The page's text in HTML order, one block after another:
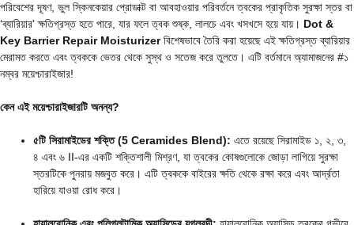
পরিবেশের দূষণ, ভুল স্কিনকেয়ার প্রোডাক্ট বা আবহাওয়ার পরিবর্তনে ত্বকের প্রাকৃতিক সুরক্ষা স্তর বা
‘ব্যারিয়ার' ক্ষতিগ্রস্ত হতে পারে, যার ফলে ত্বক শুষ্ক, লালচে এবং খসখসে হয়ে যায়। Dot &
Key Barrier Repair Moisturizerবিশেষভাবে তৈরি করা হয়েছে এই ক্ষতিগ্রস্ত ব্যারিয়ার
মেরামত করতে এবং ত্বককে ভেতর থেকে সুস্থ ও সতেজ করে তুলতে। এটি বর্তমানে অ্যামাজনের #১
নম্বর ময়েশ্চারাইজার!
কেন এই ময়েশ্চারাইজারটি অনন্য?
৫টি সিরামাইডের শক্তি (5 Ceramides Blend): এতে রয়েছে সিরামাইড ১, ২, ৩,
৪ এবং ৬ II-এর একটি শক্তিশালী মিশ্রণ, যা ত্বকের কোষগুলোকে জোড়া লাগিয়ে সুরক্ষা
স্তরটিকে পুনরায় মজবুত করে। এটি ত্বককে বাইরের ক্ষতি থেকে রক্ষা করে এবং আর্দ্রতা
হারিয়ে যাওয়া রোধ করে।